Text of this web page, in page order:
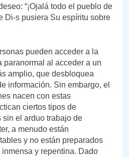
“¡Ojalá todo el pueblo de
Di-s pusiera Su espíritu sobre
pueden acceder a la
paranormal al acceder a un
amplio, que desbloquea
información. Sin embargo, el
nacen con estas
ciertos tipos de
el arduo trabajo de
a menudo están
y no están preparados
y repentina. Dado